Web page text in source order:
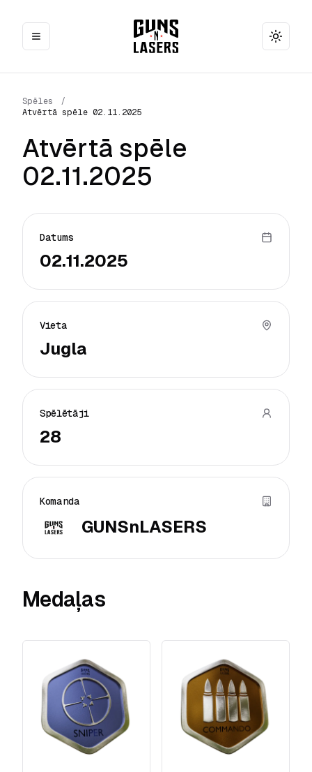
Toggle
Spēles
/
Atvērtā spēle 02.11.2025
Atvērtā spēle
02.11.2025
Datums
02.11.2025
Vieta
Jugla
Spēlētāji
28
Komanda
GUNSnLASERS
Medaļas